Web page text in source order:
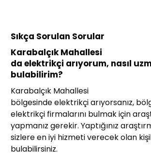
Sıkça Sorulan Sorular
Karabalçık Mahallesi
da elektrikçi arıyorum, nasıl
bulabilirim?
Karabalçık Mahallesi
bölgesinde elektrikçi arıyorsanız,
elektrikçi firmalarını bulmak için
yapmanız gerekir. Yaptığınız
sizlere en iyi hizmeti verecek olan
bulabilirsiniz.